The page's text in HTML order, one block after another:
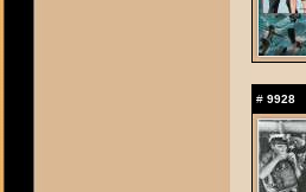
# 9928